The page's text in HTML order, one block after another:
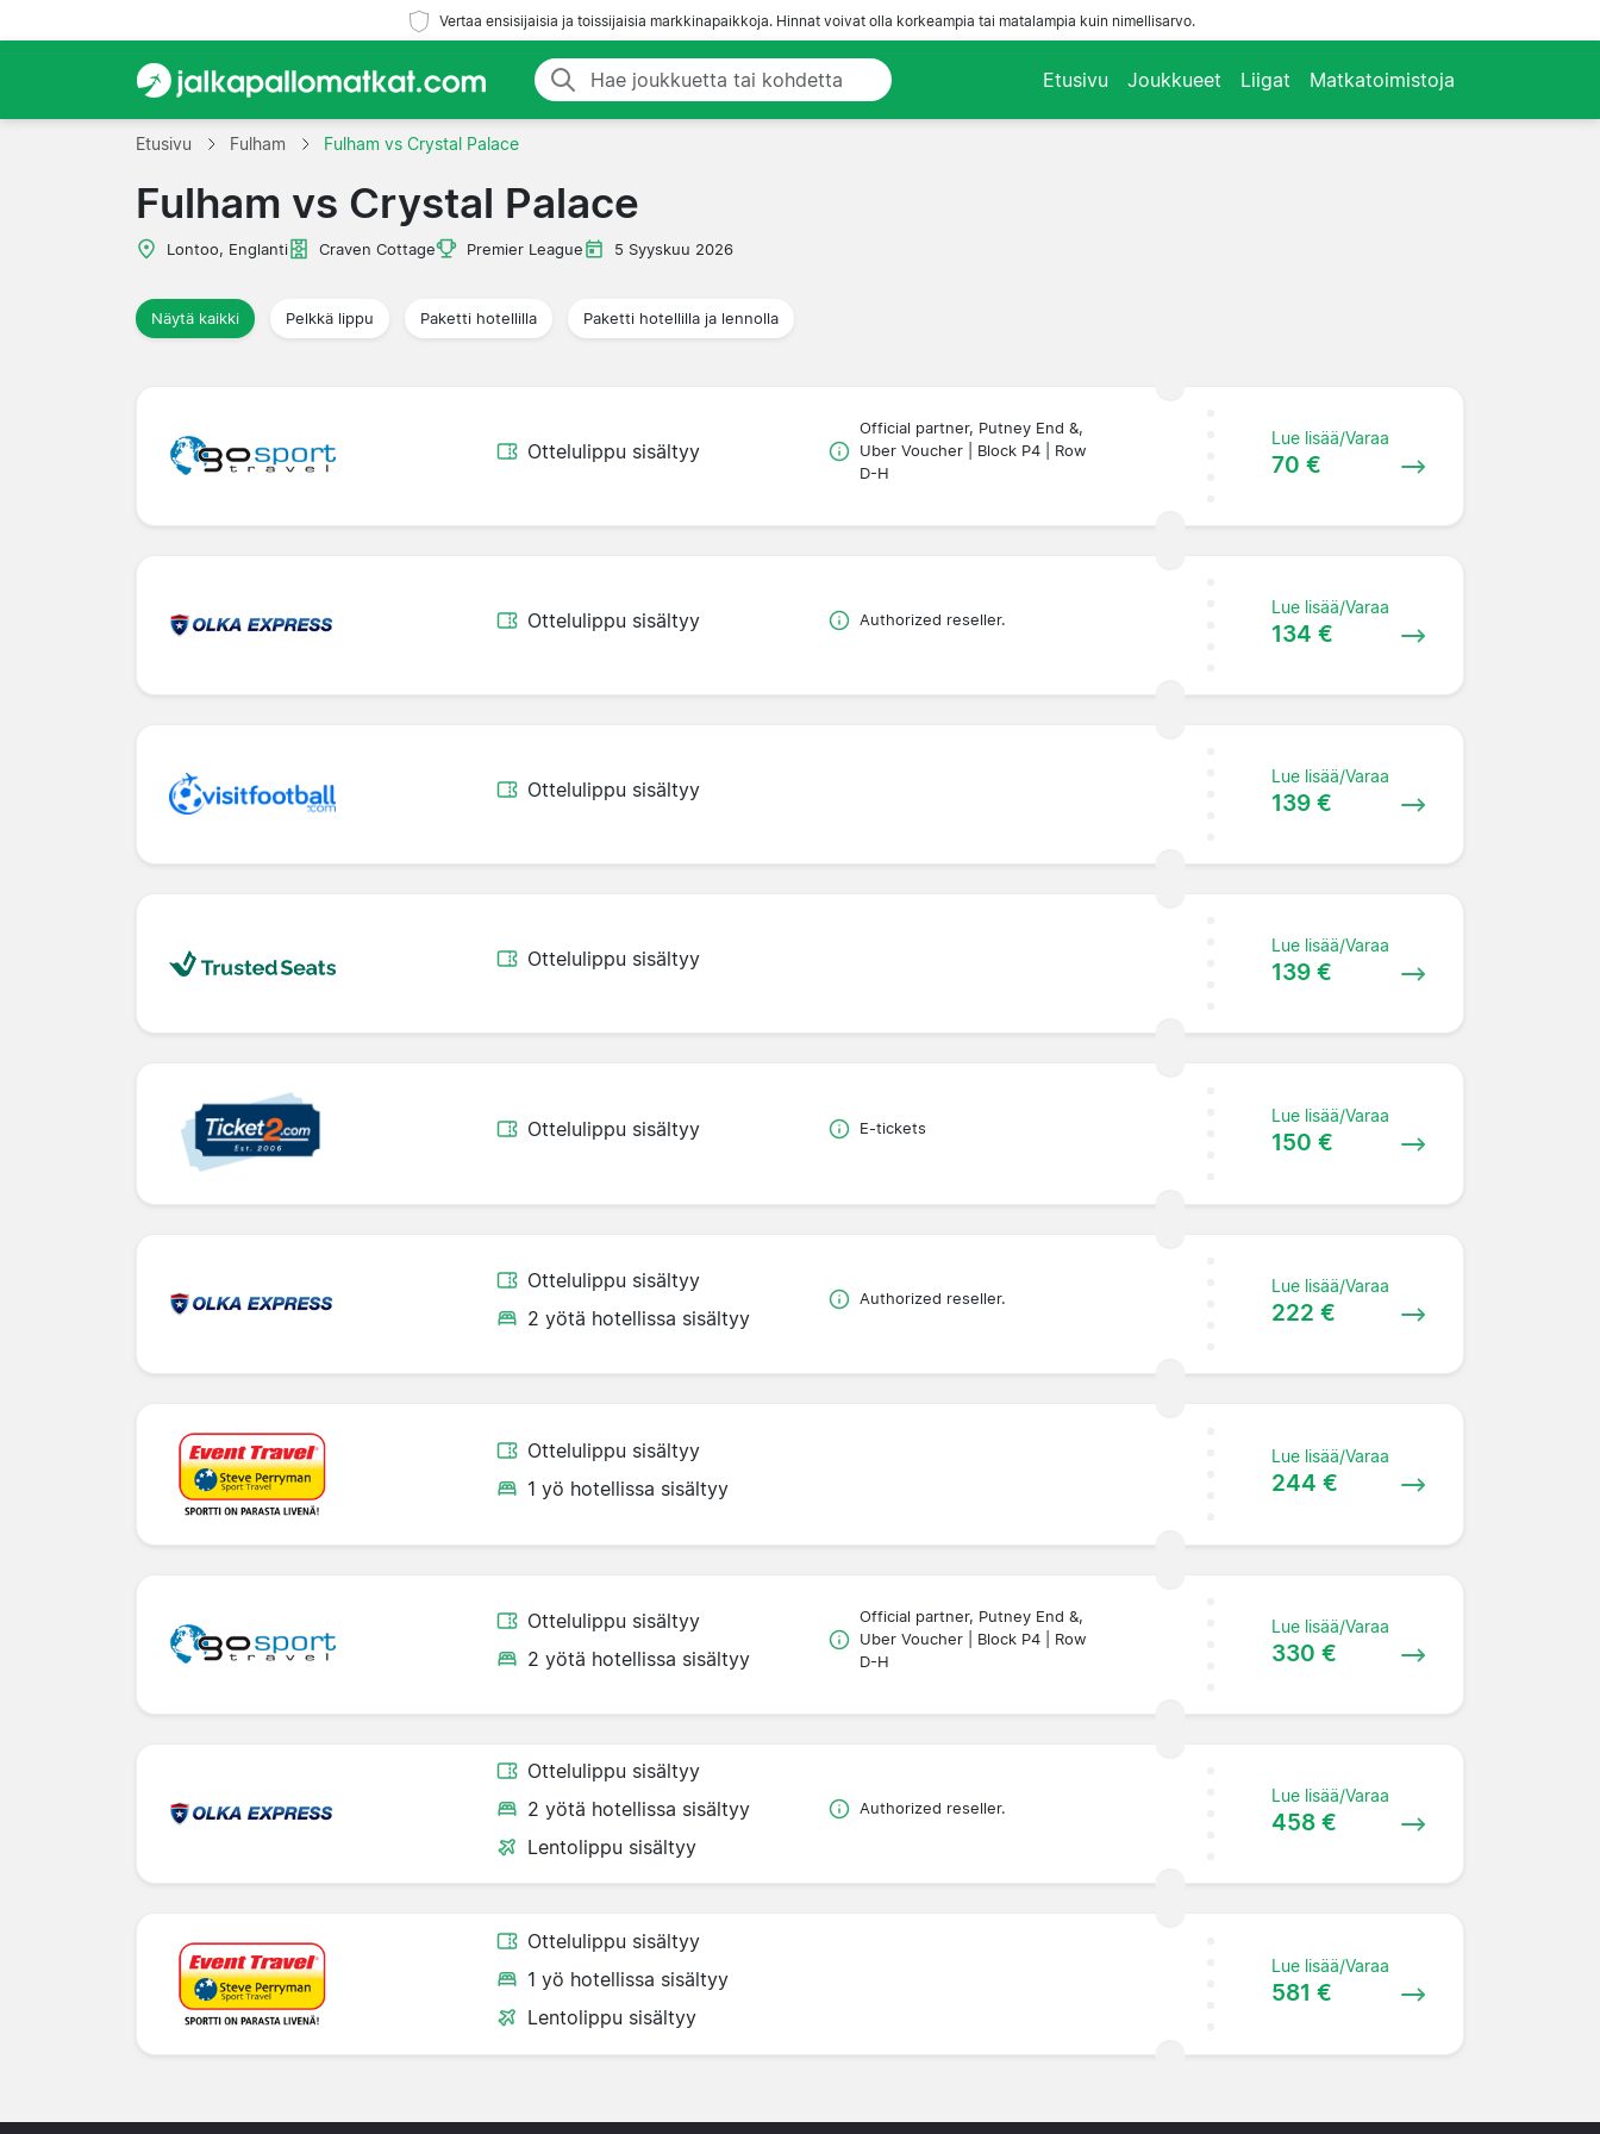
Vertaa ensisijaisia ja toissijaisia markkinapaikkoja. Hinnat voivat olla korkeampia tai matalampia kuin nimellisarvo.
Etusivu Joukkueet Liigat Matkatoimistoja
Etusivu Fulham Fulham vs Crystal Palace
Fulham vs Crystal Palace
Lontoo, Englanti Craven Cottage Premier League 5 Syyskuu 2026
Näytä kaikki Pelkkä lippu Paketti hotellilla Paketti hotellilla ja lennolla
Ottelulippu sisältyy
Official partner, Putney End &,
Uber Voucher | Block P4 | Row
D-H
Lue lisää/Varaa
70 €
Ottelulippu sisältyy Authorized reseller.
Lue lisää/Varaa
134 €
Ottelulippu sisältyy
Lue lisää/Varaa
139 €
Ottelulippu sisältyy
Lue lisää/Varaa
139 €
Ottelulippu sisältyy E-tickets
Lue lisää/Varaa
150 €
Ottelulippu sisältyy
2 yötä hotellissa sisältyy
Authorized reseller.
Lue lisää/Varaa
222 €
Ottelulippu sisältyy
1 yö hotellissa sisältyy
Lue lisää/Varaa
244 €
Ottelulippu sisältyy
2 yötä hotellissa sisältyy
Official partner, Putney End &,
Uber Voucher | Block P4 | Row
D-H
Lue lisää/Varaa
330 €
Ottelulippu sisältyy
2 yötä hotellissa sisältyy
Lentolippu sisältyy
Authorized reseller.
Lue lisää/Varaa
458 €
Ottelulippu sisältyy
1 yö hotellissa sisältyy
Lentolippu sisältyy
Lue lisää/Varaa
581 €